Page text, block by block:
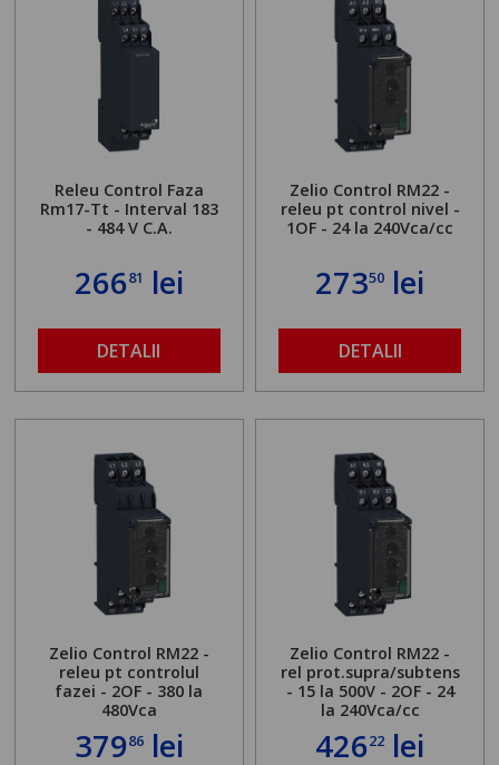
Releu Control Faza
Rm17-Tt - Interval 183
- 484 V C.A.
26681 lei
DETALII
Zelio Control RM22 -
releu pt control nivel -
1OF - 24 la 240Vca/cc
27350 lei
DETALII
Zelio Control RM22 -
releu pt controlul
fazei - 2OF - 380 la
480Vca
37986lei
Zelio Control RM22 -
rel prot.supra/subtens
- 15 la 500V - 2OF - 24
la 240Vca/cc
42622 lei